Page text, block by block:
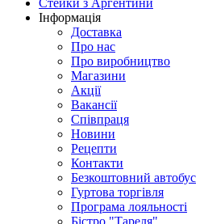
Стейки з Аргентини
Інформація
Доставка
Про нас
Про виробництво
Магазини
Акції
Вакансії
Співпраця
Новини
Рецепти
Контакти
Безкоштовний автобус
Гуртова торгівля
Програма лояльності
Бістро "Тареля"